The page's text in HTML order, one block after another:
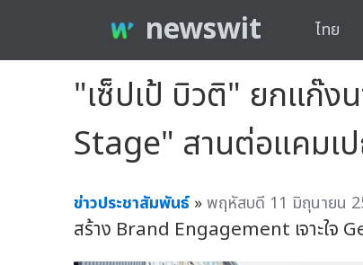
newswit ไทย
"เซ็ปเป้ บิวติ" ยกแก๊
Stage" สานต่อแคมเ
ข่าวประชาสัมพันธ์ »พฤหัสบดี 11 มิถุนายน
สร้าง Brand Engagement เจาะใจ